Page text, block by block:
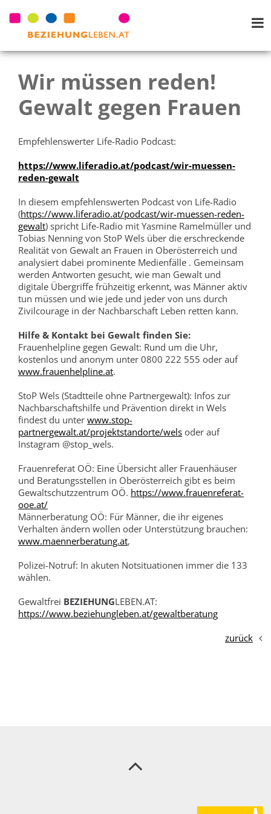
Wir müssen reden!
Gewalt gegen Frauen
Empfehlenswerter Life-Radio Podcast:
https://www.liferadio.at/podcast/wir-muessen-
reden-gewalt
In diesem empfehlenswerten Podcast von Life-Radio
(https://www.liferadio.at/podcast/wir-muessen-reden-
gewalt) spricht Life-Radio mit Yasmine Ramelmüller und
Tobias Nenning von StoP Wels über die erschreckende
Realität von Gewalt an Frauen in Oberösterreich und
analysiert dabei prominente Medienfälle . Gemeinsam
werden Antworten gesucht, wie man Gewalt und
digitale Übergriffe frühzeitig erkennt, was Männer aktiv
tun müssen und wie jede und jeder von uns durch
Zivilcourage in der Nachbarschaft Leben retten kann.
Hilfe & Kontakt bei Gewalt finden Sie:
Frauenhelpline gegen Gewalt: Rund um die Uhr,
kostenlos und anonym unter 0800 222 555 oder auf
www.frauenhelpline.at.
StoP Wels (Stadtteile ohne Partnergewalt): Infos zur
Nachbarschaftshilfe und Prävention direkt in Wels
findest du unter www.stop-
partnergewalt.at/projektstandorte/wels oder auf
Instagram @stop_wels.
Frauenreferat OÖ: Eine Übersicht aller Frauenhäuser
und Beratungsstellen in Oberösterreich gibt es beim
Gewaltschutzzentrum OÖ. https://www.frauenreferat-
ooe.at/
Männerberatung OÖ: Für Männer, die ihr eigenes
Verhalten ändern wollen oder Unterstützung brauchen:
www.maennerberatung.at,
Polizei-Notruf: In akuten Notsituationen immer die 133
wählen.
Gewaltfrei BEZIEHUNGLEBEN.AT:
https://www.beziehungleben.at/gewaltberatung
zurück